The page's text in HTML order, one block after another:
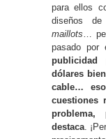
para ellos
diseños
maillots …
pasado por
dólares
cable…
cuestiones
destaca .